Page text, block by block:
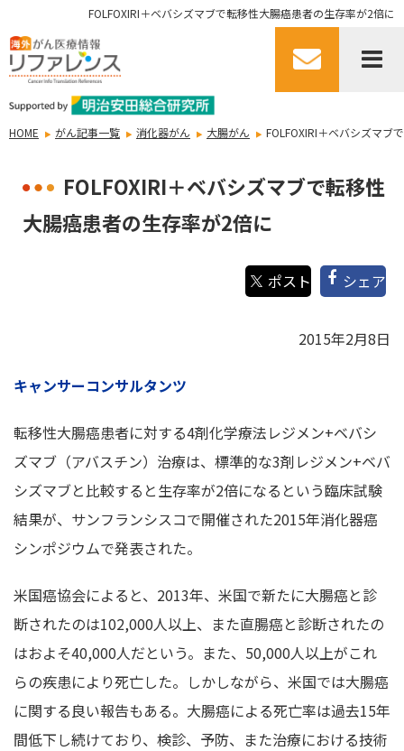
FOLFOXIRI＋ベバシズマブで転移性大腸癌患者の生存率が2倍に
HOME がん記事一覧 消化器がん 大腸がん FOLFOXIRI＋ベバシズマブ
FOLFOXIRI＋ベバシズマブで転移性
大腸癌患者の生存率が2倍に
シェア
2015年2月8日
キャンサーコンサルタンツ
転移性大腸癌患者に対する4剤化学療法レジメン+ベバシ
ズマブ（アバスチン）治療は、標準的な3剤レジメン+ベバ
シズマブと比較すると生存率が2倍になるという臨床試験
結果が、サンフランシスコで開催された2015年消化器癌
シンポジウムで発表された。
米国癌協会によると、2013年、米国で新たに大腸癌と診
断されたのは102,000人以上、また直腸癌と診断されたの
はおよそ40,000人だという。また、50,000人以上がこれ
らの疾患により死亡した。しかしながら、米国では大腸癌
に関する良い報告もある。大腸癌による死亡率は過去15年
間低下し続けており、検診、予防、また治療における技術